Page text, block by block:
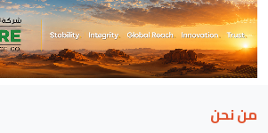
من نحن